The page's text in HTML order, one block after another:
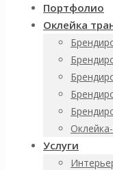
Портфолио
Оклейка
Услуги
P17
ПВХ,
Материал
Наклейка Пленка